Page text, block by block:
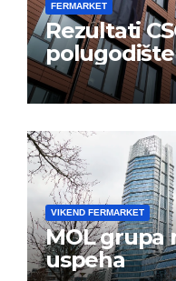
FERMARKET
Rezultati
polugodište
VIKEND FERMARKET
MOL grupa
uspeha